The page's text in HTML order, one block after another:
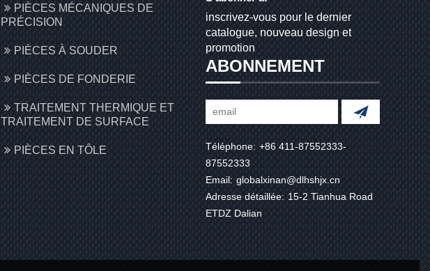
PIÈCES MÉCANIQUES DE
PRÉCISION
PIÈCES À SOUDER
PIÈCES DE FONDERIE
TRAITEMENT THERMIQUE ET
TRAITEMENT DE SURFACE
PIÈCES EN TÔLE
inscrivez-vous pour le dernier
catalogue, nouveau design et
promotion
ABONNEMENT
Téléphone: +86 411-87552333-
87552333
Email: globalxinan@dlhshjx.cn
Adresse détaillée: 15-2 Tianhua Road
ETDZ Dalian